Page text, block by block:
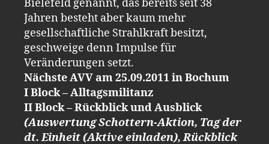
Bielefeld genannt, das bereits seit 38
Jahren besteht aber kaum mehr
gesellschaftliche Strahlkraft besitzt,
geschweige denn Impulse für
Veränderungen setzt.
Nächste AVV am 25.09.2011 in Bochum
I Block – Alltagsmilitanz
II Block – Rückblick und Ausblick
(Auswertung Schottern-Aktion, Tag der
dt. Einheit (Aktive einladen), Rückblick